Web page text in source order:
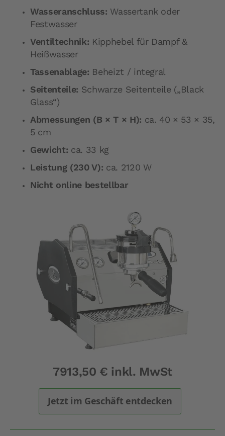
Wasseranschluss: Wassertank oder
Festwasser
Ventiltechnik: Kipphebel für Dampf &
Heißwasser
Tassenablage: Beheizt / integral
Seitenteile: Schwarze Seitenteile („Black
Glass“)
Abmessungen (B × T × H): ca. 40 × 53 × 35,
5 cm
Gewicht: ca. 33 kg
Leistung (230 V): ca. 2120 W
Nicht online bestellbar
7913,50 € inkl. MwSt
Jetzt im Geschäft entdecken